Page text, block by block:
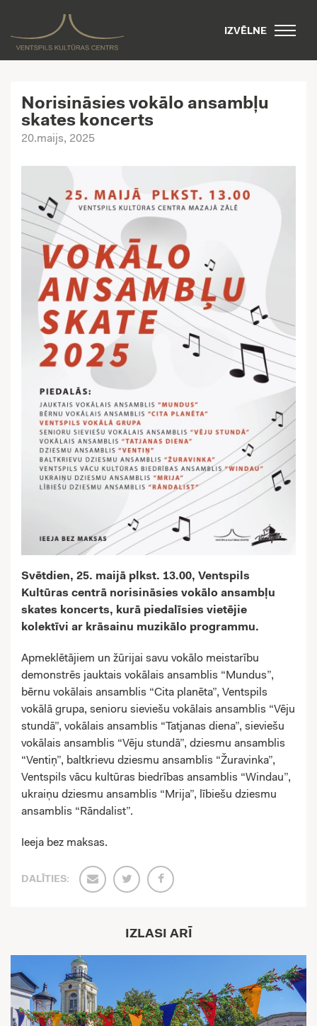
IZVĒLNE
Norisināsies vokālo ansambļu
skates koncerts
20.maijs, 2025
Svētdien, 25. maijā plkst. 13.00, Ventspils
Kultūras centrā norisināsies vokālo ansambļu
skates koncerts, kurā piedalīsies vietējie
kolektīvi ar krāsainu muzikālo programmu.
Apmeklētājiem un žūrijai savu vokālo meistarību
demonstrēs jauktais vokālais ansamblis “Mundus”,
bērnu vokālais ansamblis “Cita planēta”, Ventspils
vokālā grupa, senioru sieviešu vokālais ansamblis “Vēju
stundā”, vokālais ansamblis “Tatjanas diena”, sieviešu
vokālais ansamblis “Vēju stundā”, dziesmu ansamblis
“Ventiņ”, baltkrievu dziesmu ansamblis “Žuravinka”,
Ventspils vācu kultūras biedrības ansamblis “Windau”,
ukraiņu dziesmu ansamblis “Mrija”, lībiešu dziesmu
ansamblis “Rāndalist”.
Ieeja bez maksas.
DALĪTIES:
IZLASI ARĪ